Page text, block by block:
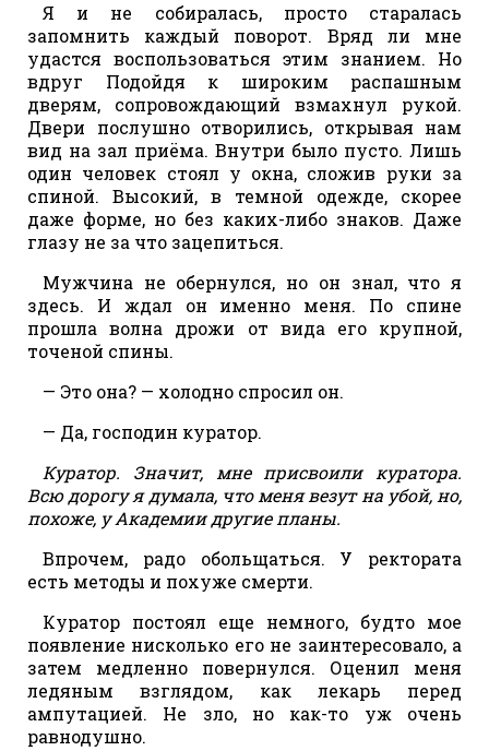
Я и не собиралась, просто старалась
запомнить каждый поворот. Вряд ли мне
удастся воспользоваться этим знанием. Но
вдруг Подойдя к широким распашным
дверям, сопровождающий взмахнул рукой.
Двери послушно отворились, открывая нам
вид на зал приёма. Внутри было пусто. Лишь
один человек стоял у окна, сложив руки за
спиной. Высокий, в темной одежде, скорее
даже форме, но без каких-либо знаков. Даже
глазу не за что зацепиться.
Мужчина не обернулся, но он знал, что я
здесь. И ждал он именно меня. По спине
прошла волна дрожи от вида его крупной,
точеной спины.
— Это она? — холодно спросил он.
— Да, господин куратор.
Куратор. Значит, мне присвоили куратора.
Всю дорогу я думала, что меня везут на убой, но,
похоже, у Академии другие планы.
Впрочем, радо обольщаться. У ректората
есть методы и похуже смерти.
Куратор постоял еще немного, будто мое
появление нисколько его не заинтересовало, а
затем медленно повернулся. Оценил меня
ледяным взглядом, как лекарь перед
ампутацией. Не зло, но как-то уж очень
равнодушно.